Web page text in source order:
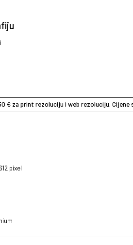
€ za print rezoluciju i web rezoluciju. Cijene
pixel